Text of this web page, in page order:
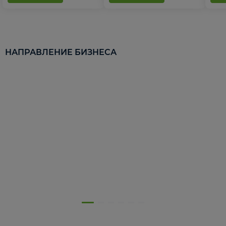
НАПРАВЛЕНИЕ БИЗНЕСА